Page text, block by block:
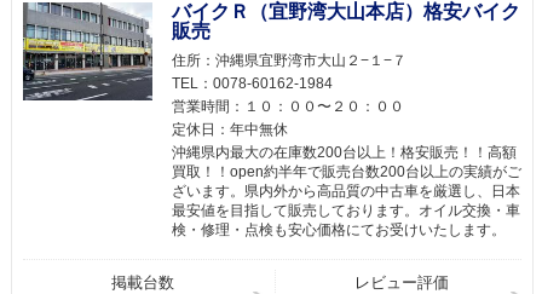
バイクＲ（宜野湾大山本店）格安バイク
販売
住所： 沖縄県宜野湾市大山２−１−７
TEL： 0078-60162-1984
営業時間： １０：００〜２０：００
定休日： 年中無休
沖縄県内最大の在庫数200台以上！格安販売！！高額
買取！！open約半年で販売台数200台以上の実績がご
ざいます。県内外から高品質の中古車を厳選し、日本
最安値を目指して販売しております。オイル交換・車
検・修理・点検も安心価格にてお受けいたします。
掲載台数 レビュー評価